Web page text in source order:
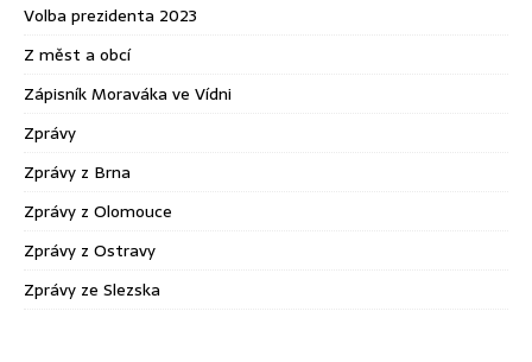
Volba prezidenta 2023
Z měst a obcí
Zápisník Moraváka ve Vídni
Zprávy
Zprávy z Brna
Zprávy z Olomouce
Zprávy z Ostravy
Zprávy ze Slezska